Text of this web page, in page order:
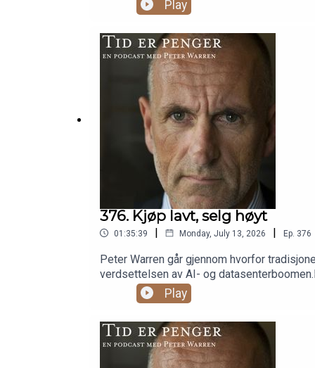
tvangssalg(01:03:31) Midtøsten og kritisk
Play
376. Kjøp lavt, selg høyt
01:35:39 | Monday, July 13, 2026 | Ep. 376
Peter Warren går gjennom hvorfor
verdsettelsen av AI- og
Girede ETF-er og daglig
Korea i bear market(33:32) Overprising,
billigere(59:12) Tabex-sponset: gull og
advokathonorarer(1:30:29) Lytterspørsmål:
Play